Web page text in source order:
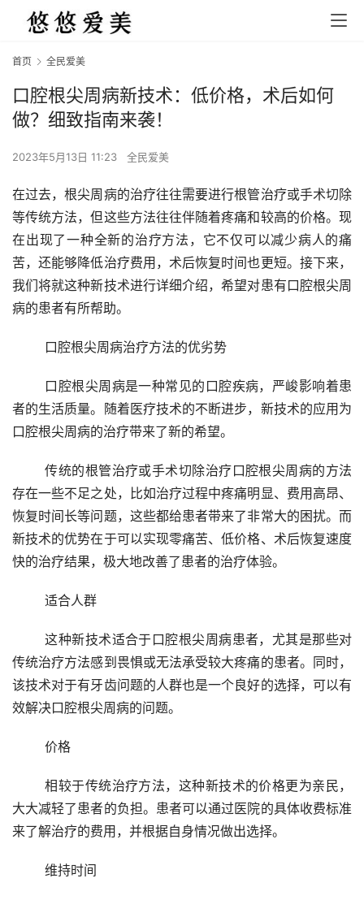
首页 全民爱美
口腔根尖周病新技术：低价格，术后如何
做？细致指南来袭！
2023年5月13日 11:23 全民爱美
在过去，根尖周病的治疗往往需要进行根管治疗或手术切除
等传统方法，但这些方法往往伴随着疼痛和较高的价格。现
在出现了一种全新的治疗方法，它不仅可以减少病人的痛
苦，还能够降低治疗费用，术后恢复时间也更短。接下来，
我们将就这种新技术进行详细介绍，希望对患有口腔根尖周
病的患者有所帮助。
	口腔根尖周病治疗方法的优劣势
者的生活质量。随着医疗技术的不断进步，新技术的应用为
口腔根尖周病的治疗带来了新的希望。
	传统的根管治疗或手术切除治疗口腔根尖周病的方法
存在一些不足之处，比如治疗过程中疼痛明显、费用高昂、
恢复时间长等问题，这些都给患者带来了非常大的困扰。而
新技术的优势在于可以实现零痛苦、低价格、术后恢复速度
快的治疗结果，极大地改善了患者的治疗体验。
	适合人群
	这种新技术适合于口腔根尖周病患者，尤其是那些对
传统治疗方法感到畏惧或无法承受较大疼痛的患者。同时，
该技术对于有牙齿问题的人群也是一个良好的选择，可以有
效解决口腔根尖周病的问题。
	价格
	相较于传统治疗方法，这种新技术的价格更为亲民，
大大减轻了患者的负担。患者可以通过医院的具体收费标准
来了解治疗的费用，并根据自身情况做出选择。
	维持时间